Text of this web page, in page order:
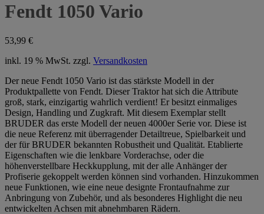
Fendt 1050 Vario
53,99 €
inkl. 19 % MwSt. zzgl. Versandkosten
Der neue Fendt 1050 Vario ist das stärkste Modell in der
Produktpallette von Fendt. Dieser Traktor hat sich die Attribute
groß, stark, einzigartig wahrlich verdient! Er besitzt einmaliges
Design, Handling und Zugkraft. Mit diesem Exemplar stellt
BRUDER das erste Modell der neuen 4000er Serie vor. Diese ist
die neue Referenz mit überragender Detailtreue, Spielbarkeit und
der für BRUDER bekannten Robustheit und Qualität. Etablierte
Eigenschaften wie die lenkbare Vorderachse, oder die
höhenverstellbare Heckkupplung, mit der alle Anhänger der
Profiserie gekoppelt werden können sind vorhanden. Hinzukommen
neue Funktionen, wie eine neue designte Frontaufnahme zur
Anbringung von Zubehör, und als besonderes Highlight die neu
entwickelten Achsen mit abnehmbaren Rädern.